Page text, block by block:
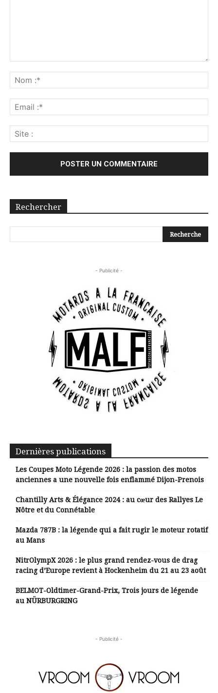
Rechercher
- Publicité -
Dernières publications
Les Coupes Moto Légende 2026 : la passion des motos
anciennes a une nouvelle fois enflammé Dijon-Prenois
Chantilly Arts & Élégance 2024 : au cœur des Rallyes Le
Nôtre et du Connétable
Mazda 787B : la légende qui a fait rugir le moteur rotatif
au Mans
NitrOlympX 2026 : le plus grand rendez-vous de drag
racing d’Europe revient à Hockenheim du 21 au 23 août
BELMOT-Oldtimer-Grand-Prix, Trois jours de légende
au NÜRBURGRING
- Publicité -